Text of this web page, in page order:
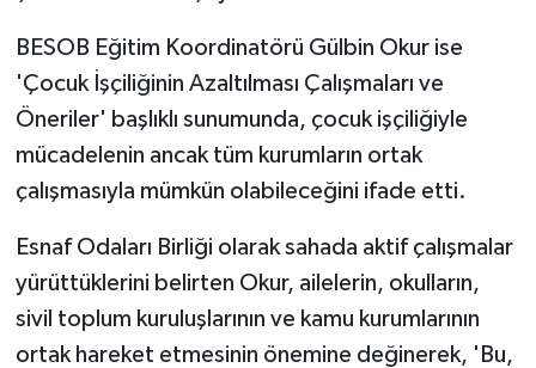
BESOB Eğitim Koordinatörü Gülbin Okur ise
'Çocuk İşçiliğinin Azaltılması Çalışmaları ve
Öneriler' başlıklı sunumunda, çocuk işçiliğiyle
mücadelenin ancak tüm kurumların ortak
çalışmasıyla mümkün olabileceğini ifade etti.
Esnaf Odaları Birliği olarak sahada aktif çalışmalar
yürüttüklerini belirten Okur, ailelerin, okulların,
sivil toplum kuruluşlarının ve kamu kurumlarının
ortak hareket etmesinin önemine değinerek, 'Bu,